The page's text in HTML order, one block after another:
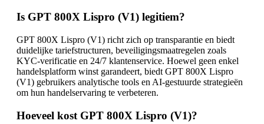
Is GPT 800X Lispro (V1) legitiem?
GPT 800X Lispro (V1) richt zich op transparantie en biedt
duidelijke tariefstructuren, beveiligingsmaatregelen zoals
KYC-verificatie en 24/7 klantenservice. Hoewel geen enkel
handelsplatform winst garandeert, biedt GPT 800X Lispro
(V1) gebruikers analytische tools en AI-gestuurde strategieën
om hun handelservaring te verbeteren.
Hoeveel kost GPT 800X Lispro (V1)?